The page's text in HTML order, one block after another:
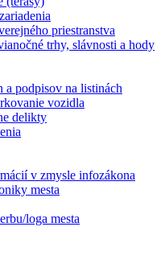
priestranstva
trhy, slávnosti a hody
a podpisov na listinách
vozidla
delikty
v zmysle infozákona
mesta
loga mesta